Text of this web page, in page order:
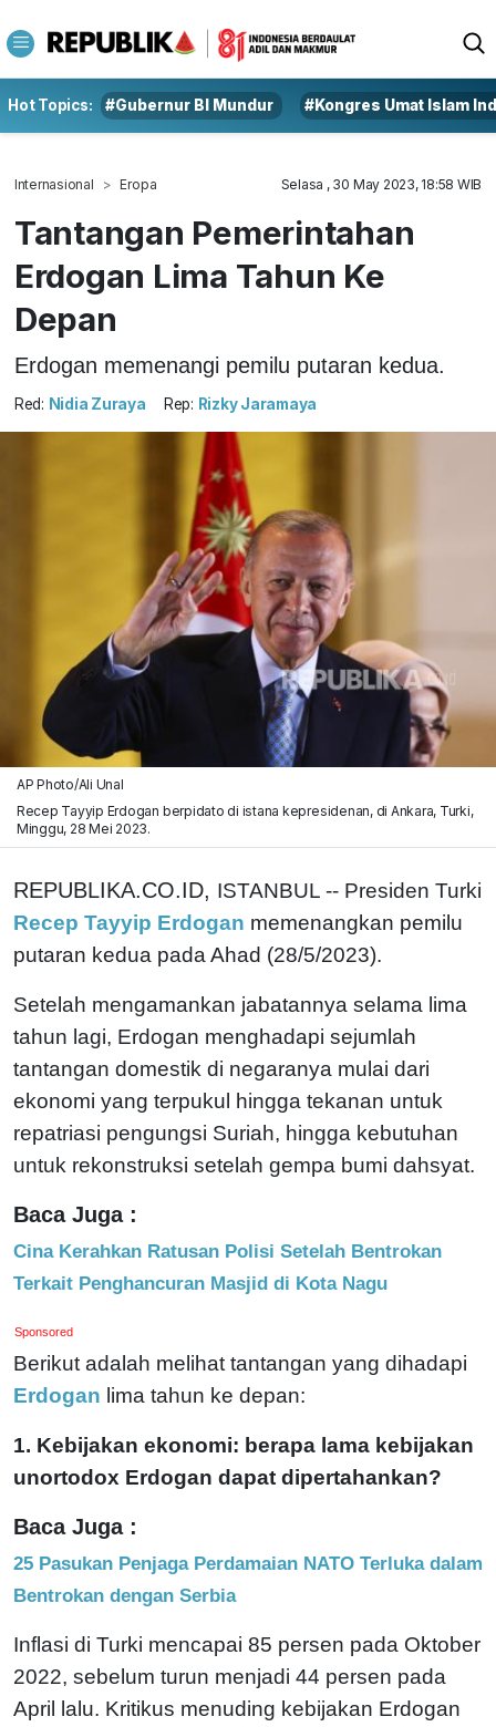
Hot Topics: #Gubernur BI Mundur #Kongres Umat Islam
Internasional Eropa Selasa , 30 May 2023, 18:58 WIB
Tantangan Pemerintahan
Erdogan Lima Tahun Ke
Depan
Erdogan memenangi pemilu putaran kedua.
Red: Nidia Zuraya Rep: Rizky Jaramaya
AP Photo/Ali Unal
Recep Tayyip Erdogan berpidato di istana kepresidenan, di Ankara, Turki,
Minggu, 28 Mei 2023.
REPUBLIKA.CO.ID, ISTANBUL -- Presiden Turki
Recep Tayyip Erdogan memenangkan pemilu
putaran kedua pada Ahad (28/5/2023).
Setelah mengamankan jabatannya selama lima
tahun lagi, Erdogan menghadapi sejumlah
tantangan domestik di negaranya mulai dari
ekonomi yang terpukul hingga tekanan untuk
repatriasi pengungsi Suriah, hingga kebutuhan
untuk rekonstruksi setelah gempa bumi dahsyat.
Baca Juga :
Cina Kerahkan Ratusan Polisi Setelah Bentrokan
Terkait Penghancuran Masjid di Kota Nagu
Sponsored
Berikut adalah melihat tantangan yang dihadapi
Erdogan lima tahun ke depan:
1. Kebijakan ekonomi: berapa lama kebijakan
unortodox Erdogan dapat dipertahankan?
Baca Juga :
25 Pasukan Penjaga Perdamaian NATO Terluka dalam
Bentrokan dengan Serbia
Inflasi di Turki mencapai 85 persen pada Oktober
2022, sebelum turun menjadi 44 persen pada
April lalu. Kritikus menuding kebijakan Erdogan